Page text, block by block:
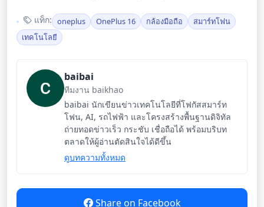
แท็ก: oneplus OnePlus 16 กล้องมือถือ
สมาร์ทโฟน
เทคโนโลยี
baibai
ทีมงาน baikhao
baibai นักเขียนข่าวเทคโนโลยีที่โฟกัสสมาร์ท
โฟน, AI, รถไฟฟ้า และโครงสร้างพื้นฐานดิจิทัล
ถ่ายทอดข่าวเร็ว กระชับ เชื่อถือได้ พร้อมบริบท
ตลาดให้ผู้อ่านตัดสินใจได้ดีขึ้น
ดูบทความทั้งหมด
Share on Facebook